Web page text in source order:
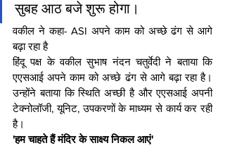
सुबह आठ बजे शुरू होगा।
वकील ने कहा- ASI अपने काम को अच्छे ढंग से आगे
बढ़ा रहा है
हिंदू पक्ष के वकील सुभाष नंदन चतुर्वेदी ने बताया क‍ि
एएसआई अपने काम को अच्छे ढंग से आगे बढ़ा रहा है।
उन्‍होंने बताया क‍ि स्थिति अच्छी है और एएसआई अपनी
टेक्नोलॉजी, यूनिट, उपकरणों के माध्यम से कार्य कर रही
है।
'हम चाहते हैं मंद‍िर के साक्ष्‍य न‍िकल आएं'